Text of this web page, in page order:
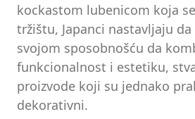
kockastom lubenicom koja
tržištu, Japanci nastavljaju
svojom sposobnošću da
funkcionalnost i estetiku,
proizvode koji su jednako
dekorativni.